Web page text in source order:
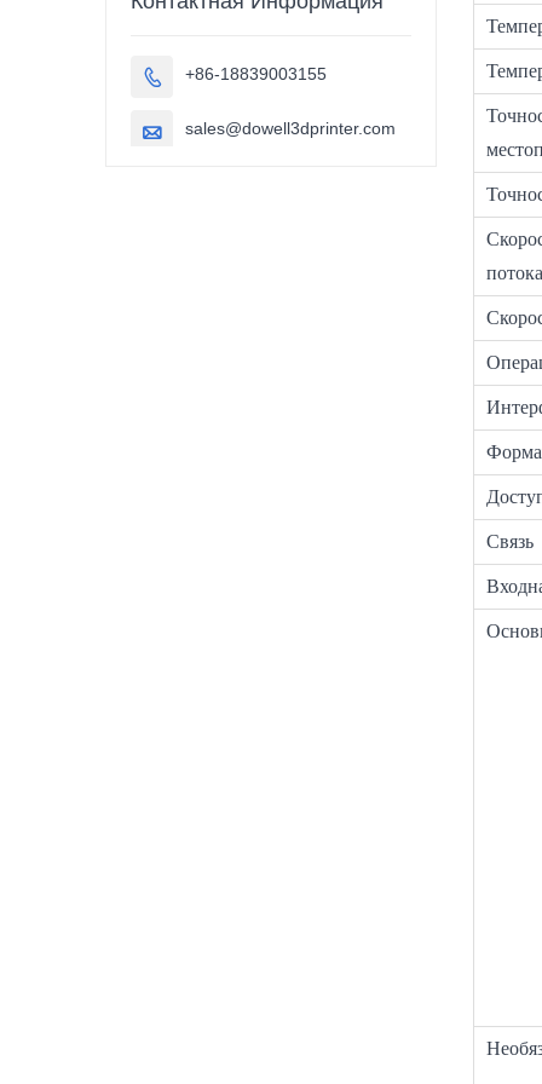
потока
Связь
автомобильные
 +86-18839003155
 sales@dowell3dprinter.com